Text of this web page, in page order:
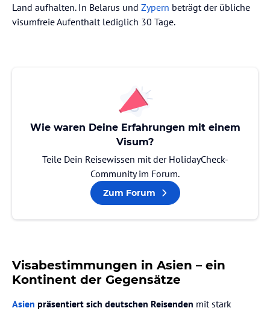
Land aufhalten. In Belarus und Zypern beträgt der übliche
visumfreie Aufenthalt lediglich 30 Tage.
Wie waren Deine Erfahrungen mit einem
Visum?
Teile Dein Reisewissen mit der HolidayCheck-
Community im Forum.
Zum Forum
Visabestimmungen in Asien – ein
Kontinent der Gegensätze
Asien präsentiert sich deutschen Reisenden mit stark